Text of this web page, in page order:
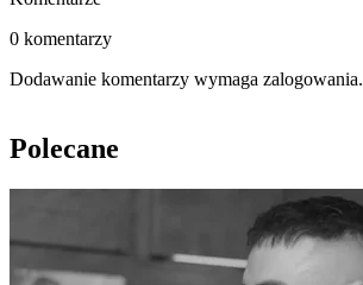
0 komentarzy
Dodawanie komentarzy wymaga zalogowania.
Polecane